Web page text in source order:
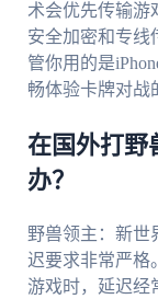
术会优先传输游
安全加密和专线
管你用的是
畅体验卡牌对战
在国外打野
办？
野兽领主：新世
迟要求非常严格
游戏时，延迟经